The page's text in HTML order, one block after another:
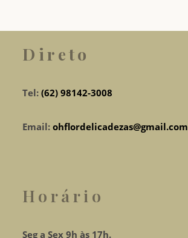
Direto
Tel: (62) 98142-3008
Email:ohflordelicadezas@gmail.com
Horário
Seg a Sex 9h às 17h.